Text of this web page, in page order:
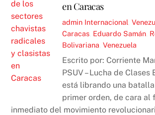
en Caracas
admin Internacional ,
Caracas Eduardo Samán
Bolivariana ,Venezuela
Escrito por: Corriente
PSUV – Lucha de Clases
está librando una
primer orden, de cara al
inmediato del movimiento